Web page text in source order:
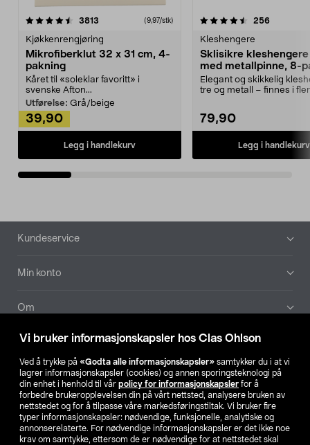
Vi bruker informasjonskapsler hos Clas Ohlson
Ved å trykke på «Godta alle informasjonskapsler» samtykker du i at vi
lagrer informasjonskapsler (cookies) og annen sporingsteknologi på
din enhet i henhold til vår policy for informasjonskapsler for å
forbedre brukeropplevelsen din på vårt nettsted, analysere bruken av
nettstedet og for å tilpasse våre markedsføringstiltak. Vi bruker fire
typer informasjonskapsler: nødvendige, funksjonelle, analytiske og
annonserelaterte. For nødvendige informasjonskapsler er det ikke noe
krav om samtykke, ettersom de er nødvendige for at nettstedet skal
3813 anmeldelser(9,97/stk)
Kjøkkenrengjøring
Mikrofiberklut 32 x 31 cm, 4-
pakning
Kåret til «soleklar favoritt» i
svenske Afton...
Utførelse: Grå/beige
39,90
Legg i handlekurv
4.5av 5 stjerner 256
Kleshengere
Sklisikre
med metallpinne, 8-
Elegant og skikkelig
tre og metall – finnes i
79,90
Legg i handlekurv
4.5av 5 stjerner
Bunntekst
Kundeservice
Min konto
Om
Aktuelt
Våre selskaper
Finn din butikk